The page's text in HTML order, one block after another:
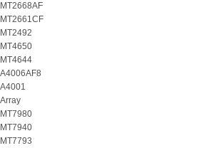
MT2668AF
MT2661CF
MT2492
MT4650
MT4644
A4006AF8
A4001
Array
MT7980
MT7940
MT7793